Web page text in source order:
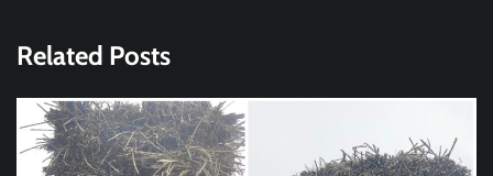
Related Posts